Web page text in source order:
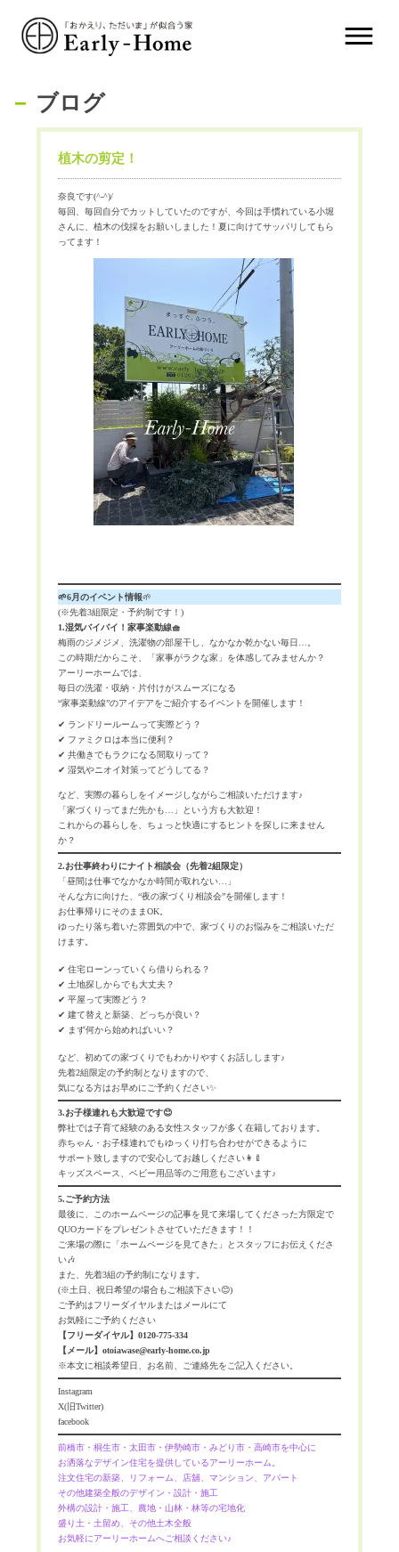
ブログ
植木の剪定！
奈良です(^-^)/
毎回、毎回自分でカットしていたのですが、今回は手慣れている小堀
さんに、植木の伐採をお願いしました！夏に向けてサッパリしてもら
ってます！
🌱6月のイベント情報🌱
(※先着3組限定・予約制です！)
1.湿気バイバイ！家事楽動線🧺
梅雨のジメジメ、洗濯物の部屋干し、なかなか乾かない毎日…。
この時期だからこそ、「家事がラクな家」を体感してみませんか？
アーリーホームでは、
毎日の洗濯・収納・片付けがスムーズになる
“家事楽動線”のアイデアをご紹介するイベントを開催します！
✔ ランドリールームって実際どう？
✔ ファミクロは本当に便利？
✔ 共働きでもラクになる間取りって？
✔ 湿気やニオイ対策ってどうしてる？
など、実際の暮らしをイメージしながらご相談いただけます♪
「家づくりってまだ先かも…」という方も大歓迎！
これからの暮らしを、ちょっと快適にするヒントを探しに来ません
か？
2.お仕事終わりにナイト相談会（先着2組限定）
「昼間は仕事でなかなか時間が取れない…」
そんな方に向けた、“夜の家づくり相談会”を開催します！
お仕事帰りにそのままOK。
ゆったり落ち着いた雰囲気の中で、家づくりのお悩みをご相談いただ
けます。
✔ 住宅ローンっていくら借りられる？
✔ 土地探しからでも大丈夫？
✔ 平屋って実際どう？
✔ 建て替えと新築、どっちが良い？
✔ まず何から始めればいい？
など、初めての家づくりでもわかりやすくお話しします♪
先着2組限定の予約制となりますので、
気になる方はお早めにご予約ください✨
3.お子様連れも大歓迎です😊
弊社では子育て経験のある女性スタッフが多く在籍しております。
赤ちゃん・お子様連れでもゆっくり打ち合わせができるように
サポート致しますので安心してお越しください👩‍🍼
キッズスペース、ベビー用品等のご用意もございます♪
5.ご予約方法
最後に、このホームページの記事を見て来場してくださった方限定で
QUOカードをプレゼントさせていただきます！！
ご来場の際に「ホームページを見てきた」とスタッフにお伝えくださ
い🎶
また、先着3組の予約制になります。
(※土日、祝日希望の場合もご相談下さい😊)
ご予約はフリーダイヤルまたはメールにて
お気軽にご予約ください
【フリーダイヤル】0120-775-334
【メール】otoiawase@early-home.co.jp
※本文に相談希望日、お名前、ご連絡先をご記入ください。
Instagram
X(旧Twitter)
facebook
前橋市・桐生市・太田市・伊勢崎市・みどり市・高崎市を中心に
お洒落なデザイン住宅を提供しているアーリーホーム。
注文住宅の新築、リフォーム、店舖、マンション、アパート
その他建築全般のデザイン・設計・施工
外構の設計・施工、農地・山林・林等の宅地化
盛り土・土留め、その他土木全般
お気軽にアーリーホームへご相談ください♪